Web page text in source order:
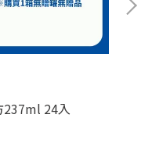
237ml 24入